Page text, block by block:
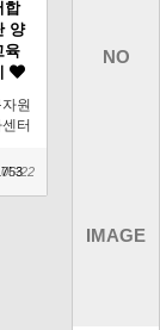
합
양
육
원
터
22
NO
IMAGE